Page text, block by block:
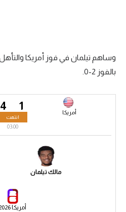
سعودي في الجول
الدوري الإنجليزي
الدوري الإسباني
بالفوز 2-0.
1 أمريكا 4
انتهت
03:00
مالك تيلمان
أمريكا 2026